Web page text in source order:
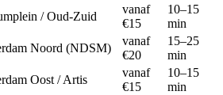
/ Oud-Zuid
vanaf
€15
10–15
min
Noord (NDSM)
vanaf
€20
15–25
min
Oost / Artis
vanaf
€15
10–15
min